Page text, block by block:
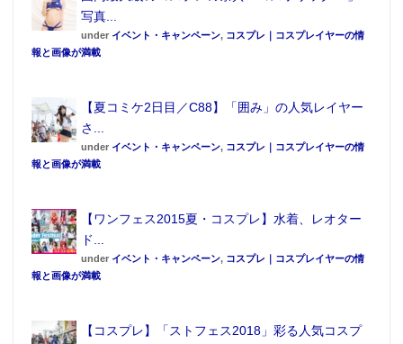
写真...
under イベント・キャンペーン, コスプレ｜コスプレイヤーの情
報と画像が満載
【夏コミケ2日目／C88】「囲み」の人気レイヤー
さ...
under イベント・キャンペーン, コスプレ｜コスプレイヤーの情
報と画像が満載
【ワンフェス2015夏・コスプレ】水着、レオター
ド...
under イベント・キャンペーン, コスプレ｜コスプレイヤーの情
報と画像が満載
【コスプレ】「ストフェス2018」彩る人気コスプ